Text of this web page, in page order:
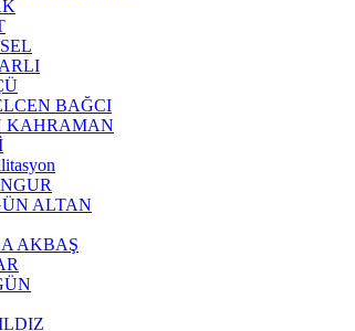
BAĞCI
KAHRAMAN
ALTAN
AKBAŞ